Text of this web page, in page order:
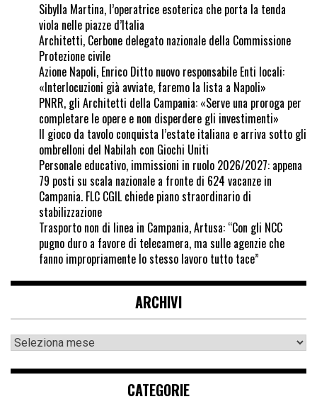
Sibylla Martina, l’operatrice esoterica che porta la tenda
viola nelle piazze d’Italia
Architetti, Cerbone delegato nazionale della Commissione
Protezione civile
Azione Napoli, Enrico Ditto nuovo responsabile Enti locali:
«Interlocuzioni già avviate, faremo la lista a Napoli»
PNRR, gli Architetti della Campania: «Serve una proroga per
completare le opere e non disperdere gli investimenti»
Il gioco da tavolo conquista l’estate italiana e arriva sotto gli
ombrelloni del Nabilah con Giochi Uniti
Personale educativo, immissioni in ruolo 2026/2027: appena
79 posti su scala nazionale a fronte di 624 vacanze in
Campania. FLC CGIL chiede piano straordinario di
stabilizzazione
Trasporto non di linea in Campania, Artusa: “Con gli NCC
pugno duro a favore di telecamera, ma sulle agenzie che
fanno impropriamente lo stesso lavoro tutto tace”
ARCHIVI
CATEGORIE